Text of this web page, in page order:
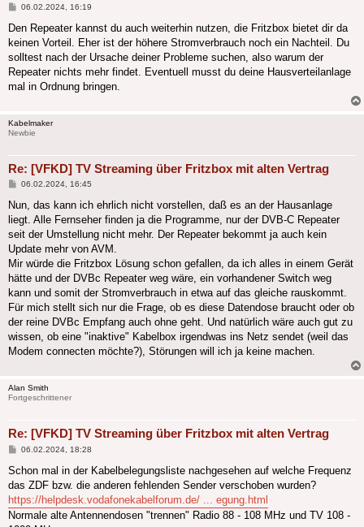
Beitrag
06.02.2024, 16:19
Den Repeater kannst du auch weiterhin nutzen, die Fritzbox bietet dir da
keinen Vorteil. Eher ist der höhere Stromverbrauch noch ein Nachteil. Du
solltest nach der Ursache deiner Probleme suchen, also warum der
Repeater nichts mehr findet. Eventuell musst du deine Hausverteilanlage
mal in Ordnung bringen.
Kabelmaker
Newbie
Re: [VFKD] TV Streaming über Fritzbox mit alten Vertrag
Beitrag
06.02.2024, 16:45
Nun, das kann ich ehrlich nicht vorstellen, daß es an der Hausanlage
liegt. Alle Fernseher finden ja die Programme, nur der DVB-C Repeater
seit der Umstellung nicht mehr. Der Repeater bekommt ja auch kein
Update mehr von AVM.
Mir würde die Fritzbox Lösung schon gefallen, da ich alles in einem Gerät
hätte und der DVBc Repeater weg wäre, ein vorhandener Switch weg
kann und somit der Stromverbrauch in etwa auf das gleiche rauskommt.
Für mich stellt sich nur die Frage, ob es diese Datendose braucht oder ob
der reine DVBc Empfang auch ohne geht. Und natürlich wäre auch gut zu
wissen, ob eine "inaktive" Kabelbox irgendwas ins Netz sendet (weil das
Modem connecten möchte?), Störungen will ich ja keine machen.
Alan Smith
Fortgeschrittener
Re: [VFKD] TV Streaming über Fritzbox mit alten Vertrag
Beitrag
06.02.2024, 18:28
Schon mal in der Kabelbelegungsliste nachgesehen auf welche Frequenz
das ZDF bzw. die anderen fehlenden Sender verschoben wurden?
https://helpdesk.vodafonekabelforum.de/ ... egung.html
Normale alte Antennendosen "trennen" Radio 88 - 108 MHz und TV 108 -